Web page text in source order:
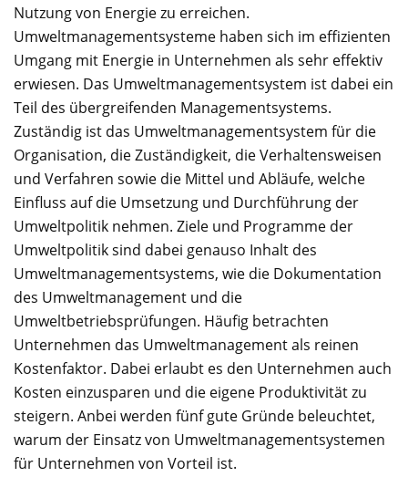
Nutzung von Energie zu erreichen.
Umweltmanagementsysteme haben sich im effizienten
Umgang mit Energie in Unternehmen als sehr effektiv
erwiesen. Das Umweltmanagementsystem ist dabei ein
Teil des übergreifenden Managementsystems.
Zuständig ist das Umweltmanagementsystem für die
Organisation, die Zuständigkeit, die Verhaltensweisen
und Verfahren sowie die Mittel und Abläufe, welche
Einfluss auf die Umsetzung und Durchführung der
Umweltpolitik nehmen. Ziele und Programme der
Umweltpolitik sind dabei genauso Inhalt des
Umweltmanagementsystems, wie die Dokumentation
des Umweltmanagement und die
Umweltbetriebsprüfungen. Häufig betrachten
Unternehmen das Umweltmanagement als reinen
Kostenfaktor. Dabei erlaubt es den Unternehmen auch
Kosten einzusparen und die eigene Produktivität zu
steigern. Anbei werden fünf gute Gründe beleuchtet,
warum der Einsatz von Umweltmanagementsystemen
für Unternehmen von Vorteil ist.